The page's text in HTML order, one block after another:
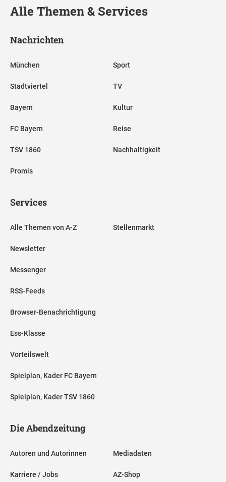
Alle Themen & Services
Nachrichten
München
Stadtviertel
Bayern
FC Bayern
TSV 1860
Promis
Sport
TV
Kultur
Reise
Nachhaltigkeit
Services
Alle Themen von A-Z
Newsletter
Messenger
RSS-Feeds
Browser-Benachrichtigung
Ess-Klasse
Vorteilswelt
Spielplan, Kader FC Bayern
Spielplan, Kader TSV 1860
Stellenmarkt
Die Abendzeitung
Autoren und Autorinnen
Karriere / Jobs
Mediadaten
AZ-Shop